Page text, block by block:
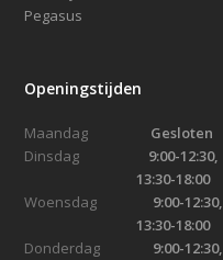
Pegasus
Openingstijden
Maandag Gesloten
Dinsdag 9:00-12:30,
13:30-18:00
Woensdag
9:00-12:30,
13:30-18:00
Donderdag 9:00-12:30,